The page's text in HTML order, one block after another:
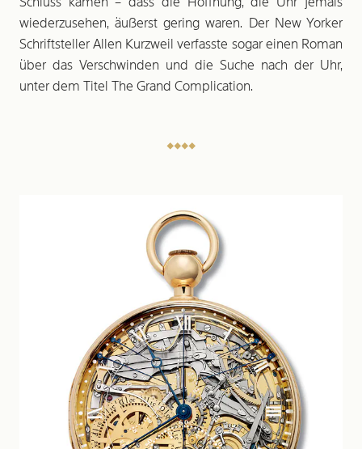
wiederzusehen, äußerst gering waren. Der New Yorker
Schriftsteller Allen Kurzweil verfasste sogar einen Roman
über das Verschwinden und die Suche nach der Uhr,
unter dem Titel The Grand Complication.